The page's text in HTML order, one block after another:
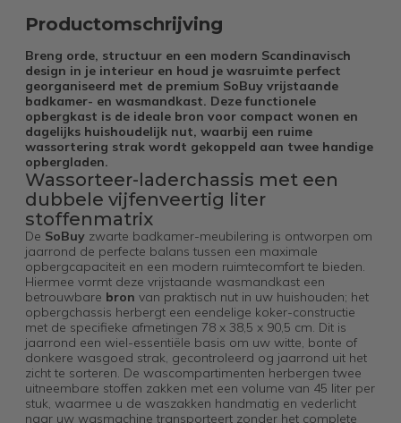
Productomschrijving
Breng orde, structuur en een modern Scandinavisch
design in je interieur en houd je wasruimte perfect
georganiseerd met de premium SoBuy vrijstaande
badkamer- en wasmandkast. Deze functionele
opbergkast is de ideale bron voor compact wonen en
dagelijks huishoudelijk nut, waarbij een ruime
wassortering strak wordt gekoppeld aan twee handige
opbergladen.
Wassorteer-laderchassis met een
dubbele vijfenveertig liter
stoffenmatrix
De SoBuyzwarte badkamer-meubilering is ontworpen om
jaarrond de perfecte balans tussen een maximale
opbergcapaciteit en een modern ruimtecomfort te bieden.
Hiermee vormt deze vrijstaande wasmandkast een
betrouwbare bron van praktisch nut in uw huishouden; het
opbergchassis herbergt een eendelige koker-constructie
met de specifieke afmetingen 78 x 38,5 x 90,5 cm. Dit is
jaarrond een wiel-essentiële basis om uw witte, bonte of
donkere wasgoed strak, gecontroleerd og jaarrond uit het
zicht te sorteren. De wascompartimenten herbergen twee
uitneembare stoffen zakken met een volume van 45 liter per
stuk, waarmee u de waszakken handmatig en vederlicht
naar uw wasmachine transporteert zonder het complete